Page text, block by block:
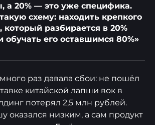
а 20% — это уже специфика.
схему: находить крепкого
который разбирается в 20%
обучать его оставшимся 80%»
раз давала сбои: не пошёл
китайской лапши вок в
потерял 2,5 млн рублей.
оказался низким, а сам продукт